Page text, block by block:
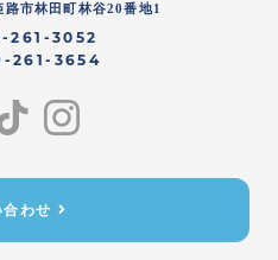
市林田町林谷20番地1
261-3052
261-3654
合わせ